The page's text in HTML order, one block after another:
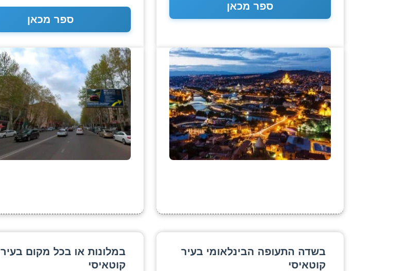
ספר מכאן
ספר מכאן
בשדה התעופה הבינלאומי בעיר
קוטאיסי
במלונות או בכל מקום בעיר
קוטאיסי